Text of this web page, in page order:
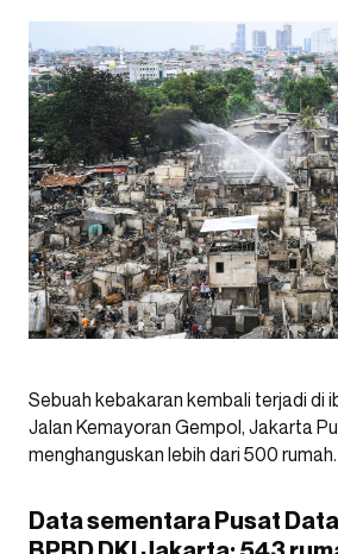
Sebuah kebakaran kembali terjadi di
Jalan Kemayoran Gempol, Jakarta
menghanguskan lebih dari 500 rumah.
Data sementara Pusat